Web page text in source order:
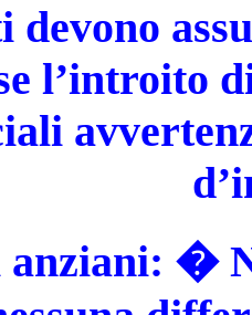
devono
l’introito
anziani: �